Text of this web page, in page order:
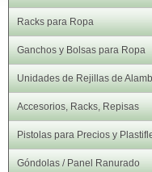
Racks para Ropa
Ganchos y Bolsas para Ropa
Unidades de Rejillas de
Accesorios, Racks, Repisas
Pistolas para Precios y
Góndolas / Panel Ranurado